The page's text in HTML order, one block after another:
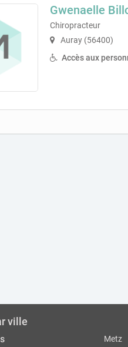
Gwenaelle
Chiropracteur
Auray (56400)
Accès aux
ville
Metz